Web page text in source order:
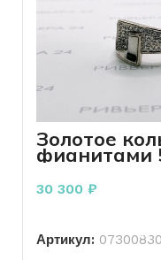
Золотое
фианитами
пробы
30 300 ₽
Артикул: